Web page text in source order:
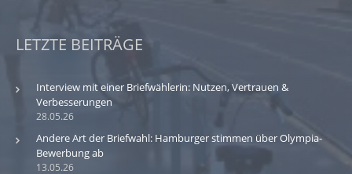
LETZTE BEITRÄGE
28.05.26
Interview mit einer Briefwählerin: Nutzen, Vertrauen &
Verbesserungen
13.05.26
Andere Art der Briefwahl: Hamburger stimmen über Olympia-
Bewerbung ab